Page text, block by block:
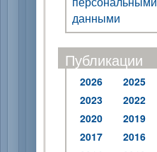
данными
Публикации
2026 2025
2023
2022
2020
2019
2017
2016